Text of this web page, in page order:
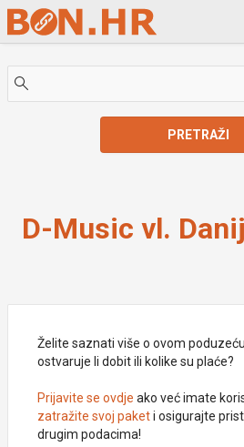
Skip to Main Content
PRETRAŽI
D-Music vl.
Želite saznati više o ovom
ostvaruje li dobit ili kolike su plaće?
Prijavite se ovdje ako već imate
zatražite svoj paketi osigurajte
drugim podacima!